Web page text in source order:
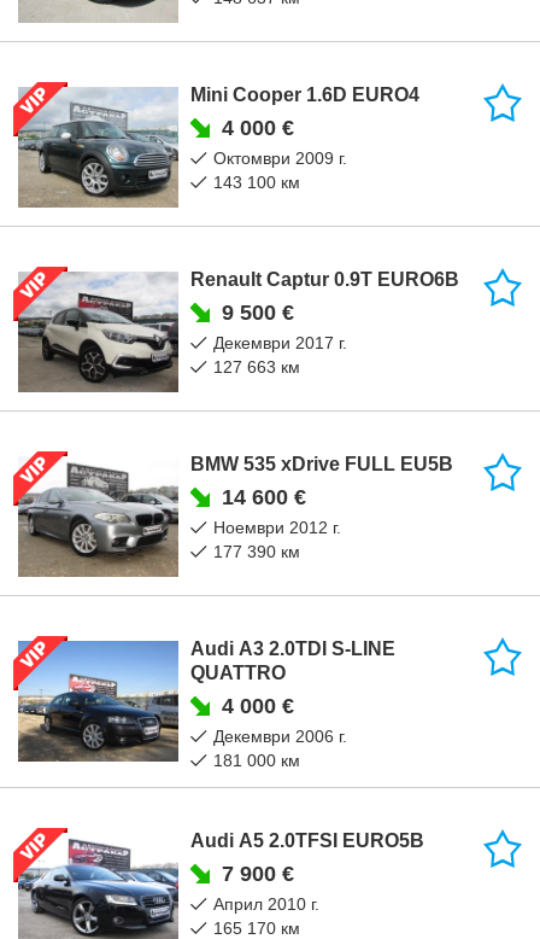
Mini Cooper 1.6D EURO4
4 000 €
октомври 2009 г.
143 100 км
Renault Captur 0.9T EURO6B
9 500 €
декември 2017 г.
127 663 км
BMW 535 xDrive FULL EU5B
14 600 €
ноември 2012 г.
177 390 км
Audi A3 2.0TDI S-LINE
QUATTRO
4 000 €
декември 2006 г.
181 000 км
Audi A5 2.0TFSI EURO5B
7 900 €
април 2010 г.
165 170 км